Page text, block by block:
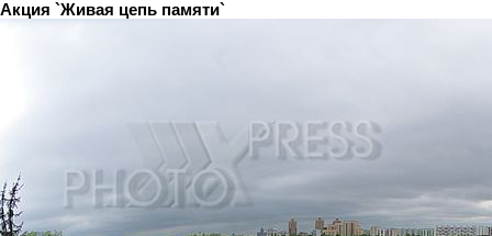
Акция `Живая цепь памяти`